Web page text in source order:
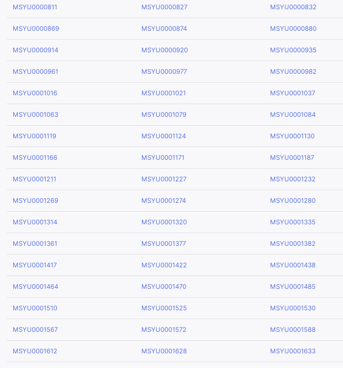
MSYU0000811 MSYU0000827 MSYU0000832
MSYU0000869 MSYU0000874 MSYU0000880
MSYU0000914 MSYU0000920 MSYU0000935
MSYU0000961 MSYU0000977 MSYU0000982
MSYU0001016 MSYU0001021 MSYU0001037
MSYU0001063 MSYU0001079 MSYU0001084
MSYU0001119 MSYU0001124 MSYU0001130
MSYU0001166 MSYU0001171 MSYU0001187
MSYU0001211 MSYU0001227 MSYU0001232
MSYU0001269 MSYU0001274 MSYU0001280
MSYU0001314 MSYU0001320 MSYU0001335
MSYU0001361 MSYU0001377 MSYU0001382
MSYU0001417 MSYU0001422 MSYU0001438
MSYU0001464 MSYU0001470 MSYU0001485
MSYU0001510 MSYU0001525 MSYU0001530
MSYU0001567 MSYU0001572 MSYU0001588
MSYU0001612 MSYU0001628 MSYU0001633